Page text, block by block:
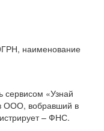
наименование
«Узнай
ООО, вобравший в
– ФНС.